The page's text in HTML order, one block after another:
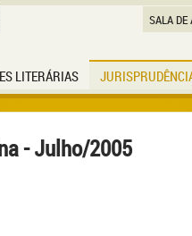
LITERÁRIAS
SALA DE
- Julho/2005